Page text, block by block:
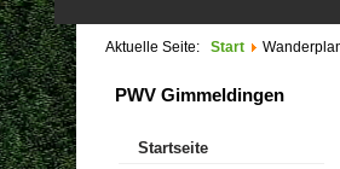
Aktuelle Seite: Start
PWV Gimmeldingen
Startseite